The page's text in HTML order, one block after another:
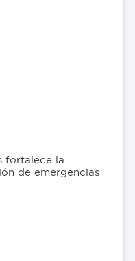
fortalece la
de emergencias